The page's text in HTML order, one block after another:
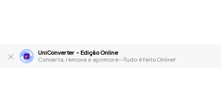
UniConverter - Edição Online
Converta, remova e aprimore--Tudo é feito Online!